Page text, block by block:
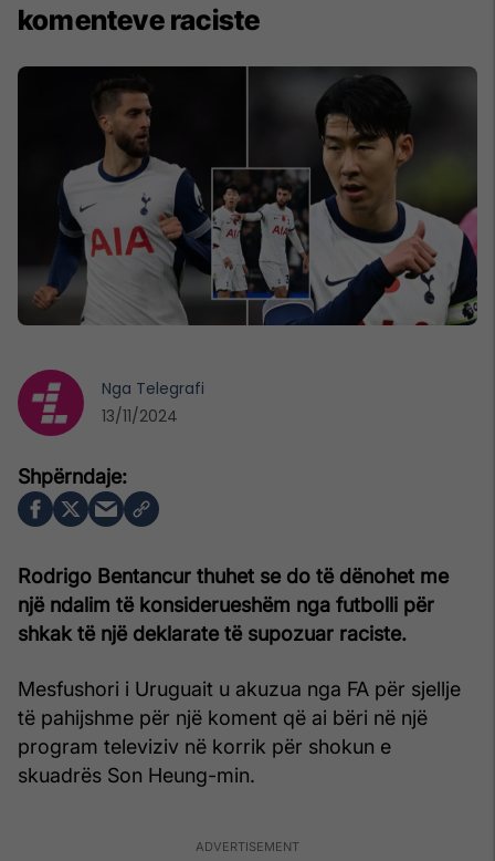
komenteve raciste
Rodrigo Bentancur thuhet se do të dënohet me
një ndalim të konsiderueshëm nga futbolli për
shkak të një deklarate të supozuar raciste.
Mesfushori i Uruguait u akuzua nga FA për sjellje
të pahijshme për një koment që ai bëri në një
program televiziv në korrik për shokun e
skuadrës Son Heung-min.
Nga Telegrafi
13/11/2024